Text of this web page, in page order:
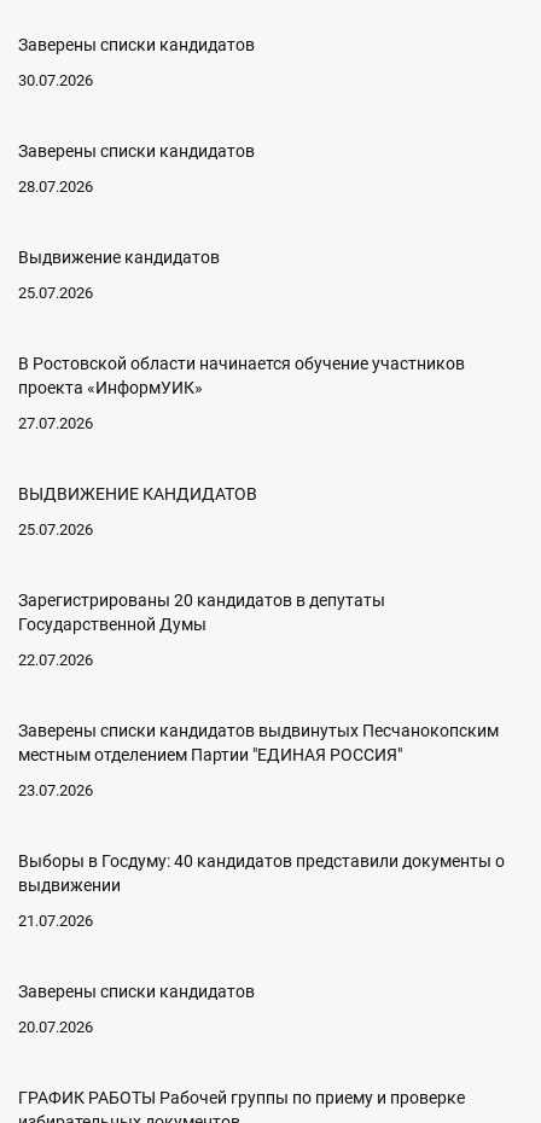
Заверены списки кандидатов
30.07.2026
Заверены списки кандидатов
28.07.2026
Выдвижение кандидатов
25.07.2026
В Ростовской области начинается обучение участников
проекта «ИнформУИК»
27.07.2026
ВЫДВИЖЕНИЕ КАНДИДАТОВ
25.07.2026
Зарегистрированы 20 кандидатов в депутаты
Государственной Думы
22.07.2026
Заверены списки кандидатов выдвинутых Песчанокопским
местным отделением Партии "ЕДИНАЯ РОССИЯ"
23.07.2026
Выборы в Госдуму: 40 кандидатов представили документы о
выдвижении
21.07.2026
Заверены списки кандидатов
20.07.2026
ГРАФИК РАБОТЫ Рабочей группы по приему и проверке